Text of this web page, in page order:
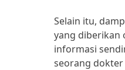
Selain itu,
yang diberikan
informasi
seorang dokter